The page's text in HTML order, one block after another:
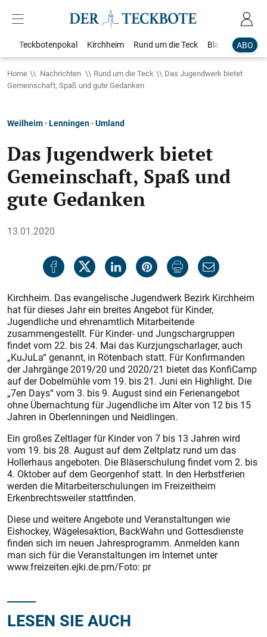
ABO
Teckbotenpokal Kirchheim Rund um die Teck Blaulicht
Home Nachrichten Rund um die Teck
Das Jugendwerk bietet
Gemeinschaft, Spaß und gute Gedanken
Weilheim · Lenningen · Umland
Das Jugendwerk bietet
Gemeinschaft, Spaß und
gute Gedanken
13.01.2020
Kirchheim. Das evangelische Jugendwerk Bezirk Kirchheim
hat für dieses Jahr ein breites Angebot für Kinder,
Jugendliche und ehrenamtlich Mitarbeitende
zusammengestellt. Für Kinder- und Jungschargruppen
findet vom 22. bis 24. Mai das Kurzjungscharlager, auch
„KuJuLa“ genannt, in Rötenbach statt. Für Konfirmanden
der Jahrgänge 2019/20 und 2020/21 bietet das KonfiCamp
auf der Dobelmühle vom 19. bis 21. Juni ein Highlight. Die
„7en Days“ vom 3. bis 9. August sind ein Ferienangebot
ohne Übernachtung für Jugendliche im Alter von 12 bis 15
Jahren in Oberlenningen und Neidlingen.
Ein großes Zeltlager für Kinder von 7 bis 13 Jahren wird
vom 19. bis 28. August auf dem Zeltplatz rund um das
Hollerhaus angeboten. Die Bläserschulung findet vom 2. bis
4. Oktober auf dem Georgenhof statt. In den Herbstferien
werden die Mitarbeiterschulungen im Freizeitheim
Erkenbrechtsweiler stattfinden.
Diese und weitere Angebote und Veranstaltungen wie
Eishockey, Wägelesaktion, BackWahn und Gottesdienste
finden sich im neuen Jahresprogramm. Anmelden kann
man sich für die Veranstaltungen im Internet unter
www.freizeiten.ejki.de.pm/Foto: pr
LESEN SIE AUCH